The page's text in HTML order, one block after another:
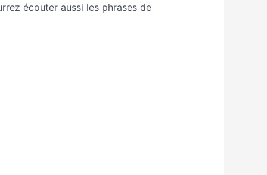
écouter aussi les phrases de